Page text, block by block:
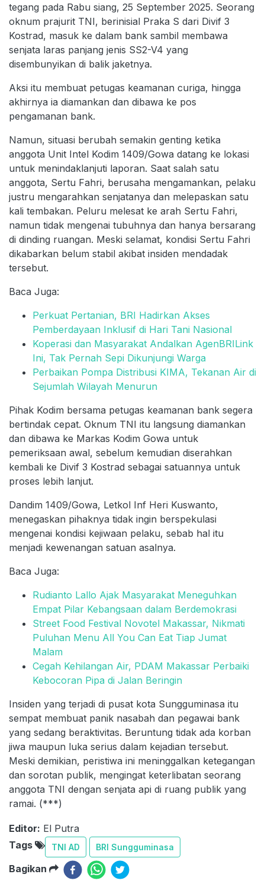
tegang pada Rabu siang, 25 September 2025. Seorang
oknum prajurit TNI, berinisial Praka S dari Divif 3
Kostrad, masuk ke dalam bank sambil membawa
senjata laras panjang jenis SS2-V4 yang
disembunyikan di balik jaketnya.
Aksi itu membuat petugas keamanan curiga, hingga
akhirnya ia diamankan dan dibawa ke pos
pengamanan bank.
Namun, situasi berubah semakin genting ketika
anggota Unit Intel Kodim 1409/Gowa datang ke lokasi
untuk menindaklanjuti laporan. Saat salah satu
anggota, Sertu Fahri, berusaha mengamankan, pelaku
justru mengarahkan senjatanya dan melepaskan satu
kali tembakan. Peluru melesat ke arah Sertu Fahri,
namun tidak mengenai tubuhnya dan hanya bersarang
di dinding ruangan. Meski selamat, kondisi Sertu Fahri
dikabarkan belum stabil akibat insiden mendadak
tersebut.
Baca Juga:
Perkuat Pertanian, BRI Hadirkan Akses
Pemberdayaan Inklusif di Hari Tani Nasional
Koperasi dan Masyarakat Andalkan AgenBRILink
Ini, Tak Pernah Sepi Dikunjungi Warga
Perbaikan Pompa Distribusi KIMA, Tekanan Air di
Sejumlah Wilayah Menurun
Pihak Kodim bersama petugas keamanan bank segera
bertindak cepat. Oknum TNI itu langsung diamankan
dan dibawa ke Markas Kodim Gowa untuk
pemeriksaan awal, sebelum kemudian diserahkan
kembali ke Divif 3 Kostrad sebagai satuannya untuk
proses lebih lanjut.
Dandim 1409/Gowa, Letkol Inf Heri Kuswanto,
menegaskan pihaknya tidak ingin berspekulasi
mengenai kondisi kejiwaan pelaku, sebab hal itu
menjadi kewenangan satuan asalnya.
Baca Juga:
Rudianto Lallo Ajak Masyarakat Meneguhkan
Empat Pilar Kebangsaan dalam Berdemokrasi
Street Food Festival Novotel Makassar, Nikmati
Puluhan Menu All You Can Eat Tiap Jumat
Malam
Cegah Kehilangan Air, PDAM Makassar Perbaiki
Kebocoran Pipa di Jalan Beringin
Insiden yang terjadi di pusat kota Sungguminasa itu
sempat membuat panik nasabah dan pegawai bank
yang sedang beraktivitas. Beruntung tidak ada korban
jiwa maupun luka serius dalam kejadian tersebut.
Meski demikian, peristiwa ini meninggalkan ketegangan
dan sorotan publik, mengingat keterlibatan seorang
anggota TNI dengan senjata api di ruang publik yang
ramai. (***)
Editor: El Putra
Tags
TNI AD BRI Sungguminasa
Bagikan